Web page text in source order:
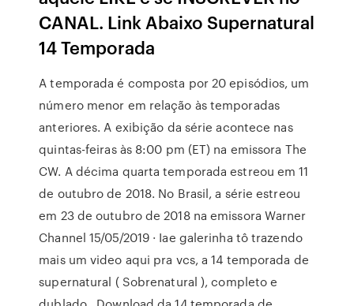
CANAL. Link Abaixo Supernatural
14 Temporada
A temporada é composta por 20 episódios, um
número menor em relação às temporadas
anteriores. A exibição da série acontece nas
quintas-feiras às 8:00 pm (ET) na emissora The
CW. A décima quarta temporada estreou em 11
de outubro de 2018. No Brasil, a série estreou
em 23 de outubro de 2018 na emissora Warner
Channel 15/05/2019 · Iae galerinha tô trazendo
mais um video aqui pra vcs, a 14 temporada de
supernatural ( Sobrenatural ), completo e